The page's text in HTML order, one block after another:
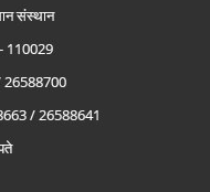
संस्थान
110029
26588700
/ 26588641